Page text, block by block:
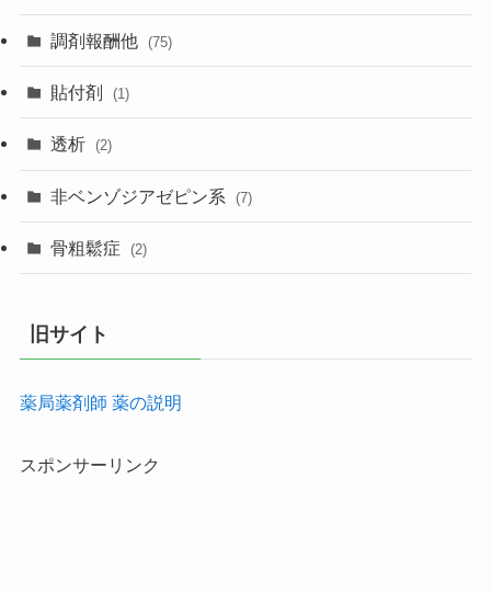
調剤報酬他 (75)
貼付剤 (1)
透析 (2)
非ベンゾジアゼピン系 (7)
骨粗鬆症 (2)
旧サイト
薬局薬剤師 薬の説明
スポンサーリンク